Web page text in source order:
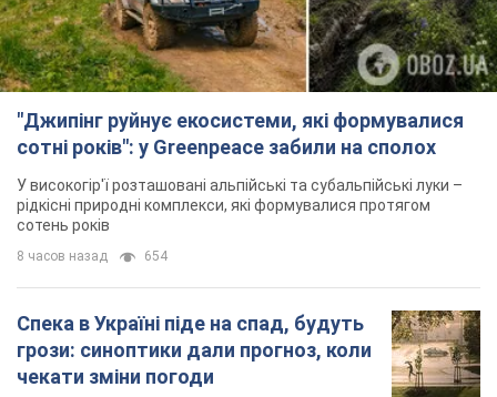
"Джипінг руйнує екосистеми, які формувалися
сотні років": у Greenpeace забили на сполох
У високогір'ї розташовані альпійські та субальпійські луки –
рідкісні природні комплекси, які формувалися протягом
сотень років
8 часов назад 654
Спека в Україні піде на спад, будуть
грози: синоптики дали прогноз, коли
чекати зміни погоди